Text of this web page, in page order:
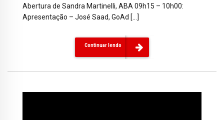
Abertura de Sandra Martinelli, ABA 09h15 – 10h00:
Apresentação – José Saad, GoAd […]
Continuar lendo